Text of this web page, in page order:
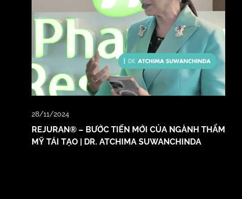
28/11/2024
REJURAN® – BƯỚC TIẾN MỚI CỦA NGÀNH THẨM
MỸ TÁI TẠO | DR. ATCHIMA SUWANCHINDA